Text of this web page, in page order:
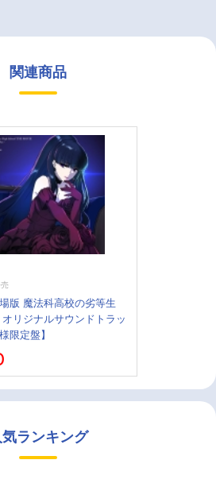
関連商品
場版 魔法科高校の劣等生
リジナルサウンドトラッ
限定盤】
気ランキング